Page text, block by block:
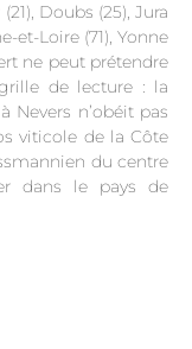
Doubs (25), Jura
et-Loire (71), Yonne
ne peut prétendre
de lecture : la
Nevers n’obéit pas
viticole de la Côte
du centre
dans le pays de